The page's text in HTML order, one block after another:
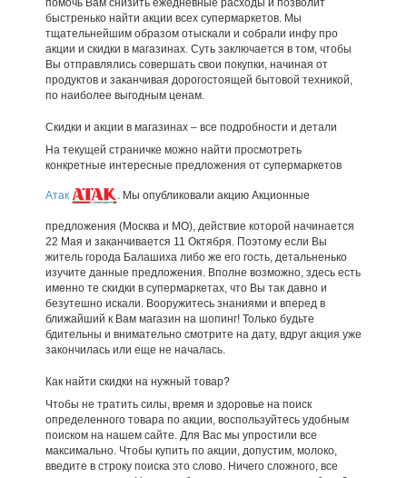
помочь Вам снизить ежедневные расходы и позволит
быстренько найти акции всех супермаркетов. Мы
тщательнейшим образом отыскали и собрали инфу про
акции и скидки в магазинах. Суть заключается в том, чтобы
Вы отправлялись совершать свои покупки, начиная от
продуктов и заканчивая дорогостоящей бытовой техникой,
по наиболее выгодным ценам.
Скидки и акции в магазинах – все подробности и детали
На текущей страничке можно найти просмотреть
конкретные интересные предложения от супермаркетов
Атак . Мы опубликовали акцию Акционные
предложения (Москва и МО), действие которой начинается
22 Мая и заканчивается 11 Октября. Поэтому если Вы
житель города Балашиха либо же его гость, детальненько
изучите данные предложения. Вполне возможно, здесь есть
именно те скидки в супермаркетах, что Вы так давно и
безутешно искали. Вооружитесь знаниями и вперед в
ближайший к Вам магазин на шопинг! Только будьте
бдительны и внимательно смотрите на дату, вдруг акция уже
закончилась или еще не началась.
Как найти скидки на нужный товар?
Чтобы не тратить силы, время и здоровье на поиск
определенного товара по акции, воспользуйтесь удобным
поиском на нашем сайте. Для Вас мы упростили все
максимально. Чтобы купить по акции, допустим, молоко,
введите в строку поиска это слово. Ничего сложного, все